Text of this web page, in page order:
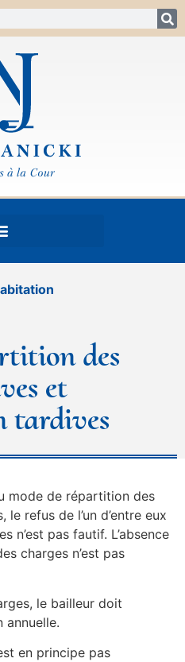
des
et
tardives
mode de répartition des
refus de l’un d’entre eux
n’est pas fautif. L’absence
charges n’est pas
le bailleur doit
annuelle.
en principe pas